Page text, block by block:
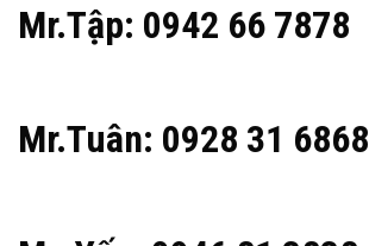
Mr.Tập: 0942 66 7878
Mr.Tuân: 0928 31 6868